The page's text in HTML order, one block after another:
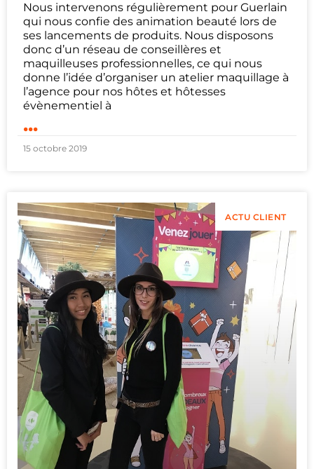
Nous intervenons régulièrement pour Guerlain
qui nous confie des animation beauté lors de
ses lancements de produits. Nous disposons
donc d’un réseau de conseillères et
maquilleuses professionnelles, ce qui nous
donne l’idée d’organiser un atelier maquillage à
l’agence pour nos hôtes et hôtesses
évènementiel à
...
15 octobre 2019
ACTU CLIENT